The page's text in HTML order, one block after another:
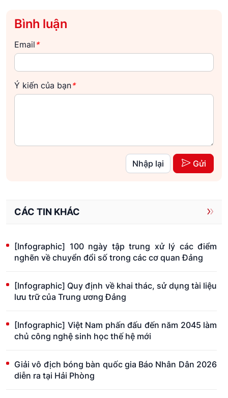
Bình luận
Email *
Ý kiến của bạn*
Nhập lại Gửi
CÁC TIN KHÁC
[Infographic] 100 ngày tập trung xử lý các điểm
nghẽn về chuyển đổi số trong các cơ quan Đảng
[Infographic] Quy định về khai thác, sử dụng tài liệu
lưu trữ của Trung ương Đảng
[Infographic] Việt Nam phấn đấu đến năm 2045 làm
chủ công nghệ sinh học thế hệ mới
Giải vô địch bóng bàn quốc gia Báo Nhân Dân 2026
diễn ra tại Hải Phòng